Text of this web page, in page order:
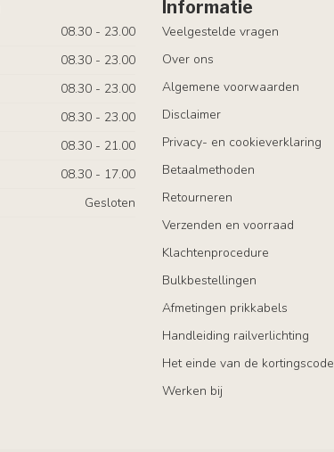
08.30 - 23.00
08.30 - 23.00
08.30 - 23.00
08.30 - 23.00
08.30 - 21.00
08.30 - 17.00
Gesloten
Informatie
Veelgestelde vragen
Over ons
Algemene voorwaarden
Disclaimer
Privacy- en cookieverklaring
Betaalmethoden
Retourneren
Verzenden en voorraad
Klachtenprocedure
Bulkbestellingen
Afmetingen prikkabels
Handleiding railverlichting
Het einde van de kortingscode
Werken bij